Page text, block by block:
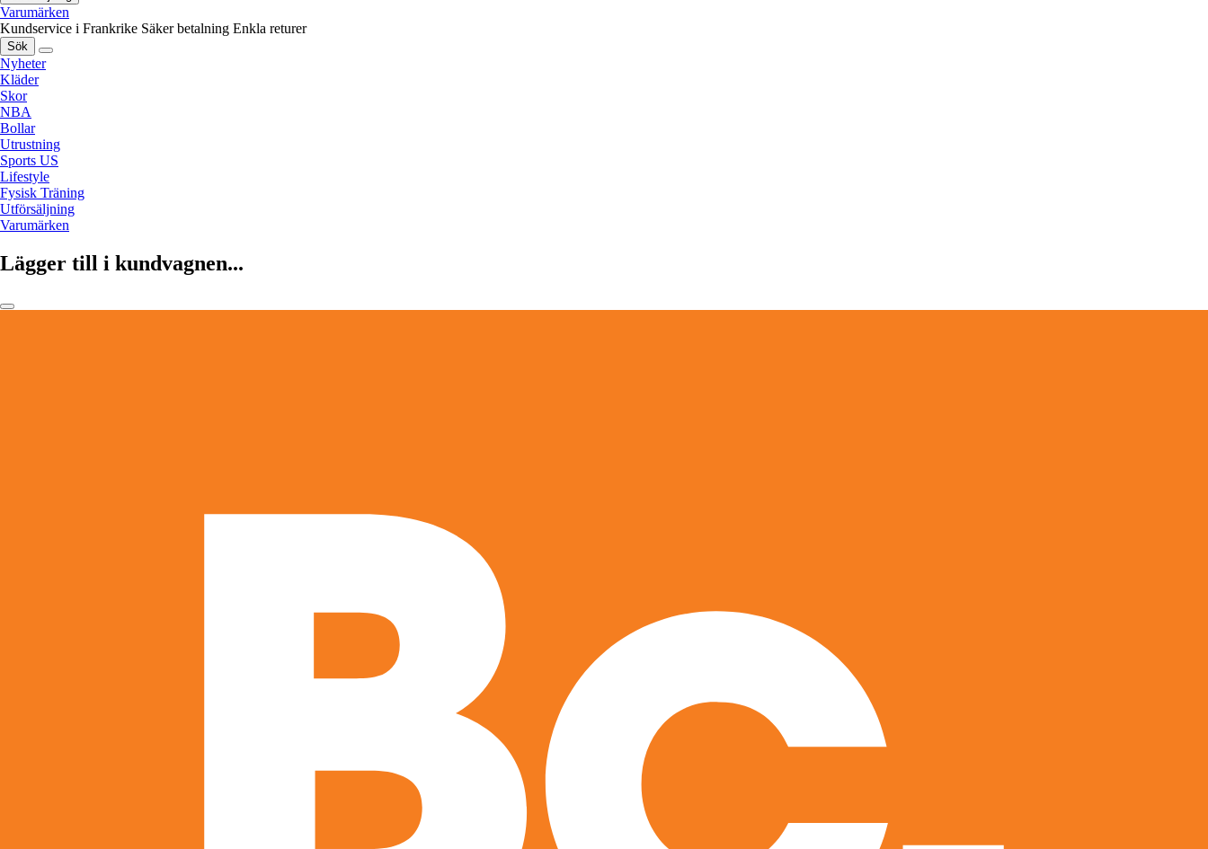
Varumärken
Kundservice i Frankrike Säker betalning Enkla returer
Sök
Nyheter
Kläder
Skor
NBA
Bollar
Utrustning
Sports US
Lifestyle
Fysisk Träning
Utförsäljning
Varumärken
Lägger till i kundvagnen...